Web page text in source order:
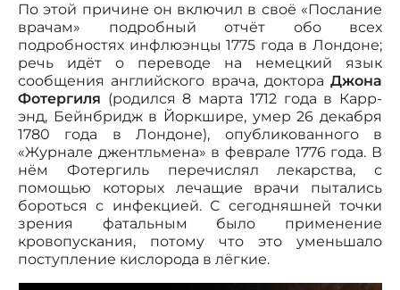
По этой причине он включил в своё «Послание
врачам» подробный отчёт обо всех
подробностях инфлюэнцы 1775 года в Лондоне;
речь идёт о переводе на немецкий язык
сообщения английского врача, доктора Джона
Фотергиля (родился 8 марта 1712 года в Карр-
энд, Бейнбридж в Йоркшире, умер 26 декабря
1780 года в Лондоне), опубликованного в
«Журнале джентльмена» в феврале 1776 года. В
нём Фотергиль перечислял лекарства, с
помощью которых лечащие врачи пытались
бороться с инфекцией. С сегодняшней точки
зрения фатальным было применение
кровопускания, потому что это уменьшало
поступление кислорода в лёгкие.